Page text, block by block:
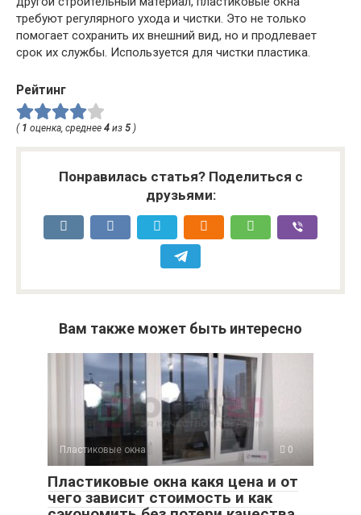
требуют регулярного ухода и чистки. Это не только
помогает сохранить их внешний вид, но и продлевает
срок их службы. Используется для чистки пластика.
Рейтинг
( 1 оценка, среднее 4 из 5 )
Понравилась статья? Поделиться с
друзьями:
Вам также может быть интересно
Пластиковые окна 0
Пластиковые окна какя цена и от
чего зависит стоимость и как